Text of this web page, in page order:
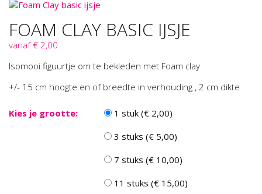
FOAM CLAY BASIC IJSJE
vanaf € 2,00
Isomooi figuurtje om te bekleden met Foam clay
+/- 15 cm hoogte en of breedte in verhouding , 2 cm dikte
Kies je grootte:
1 stuk (€ 2,00)
3 stuks (€ 5,00)
7 stuks (€ 10,00)
11 stuks (€ 15,00)